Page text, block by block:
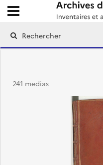
Archives
Ouvrir le menu déroulant
241 medias